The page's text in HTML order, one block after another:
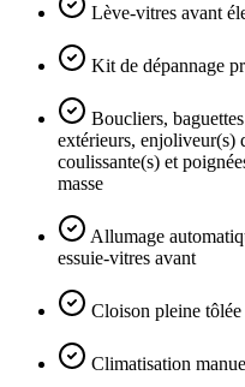
Lève-vitres avant
Kit de dépannage
Boucliers,
extérieurs, enjoliveur(s)
coulissante(s) et
masse
Allumage
essuie-vitres avant
Cloison pleine tôlée
Climatisation